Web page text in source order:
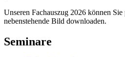
Unseren Fachauszug 2026 können
nebenstehende Bild downloaden.
Seminare